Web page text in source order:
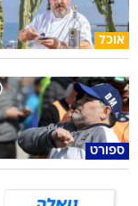
אוכל
ספורט